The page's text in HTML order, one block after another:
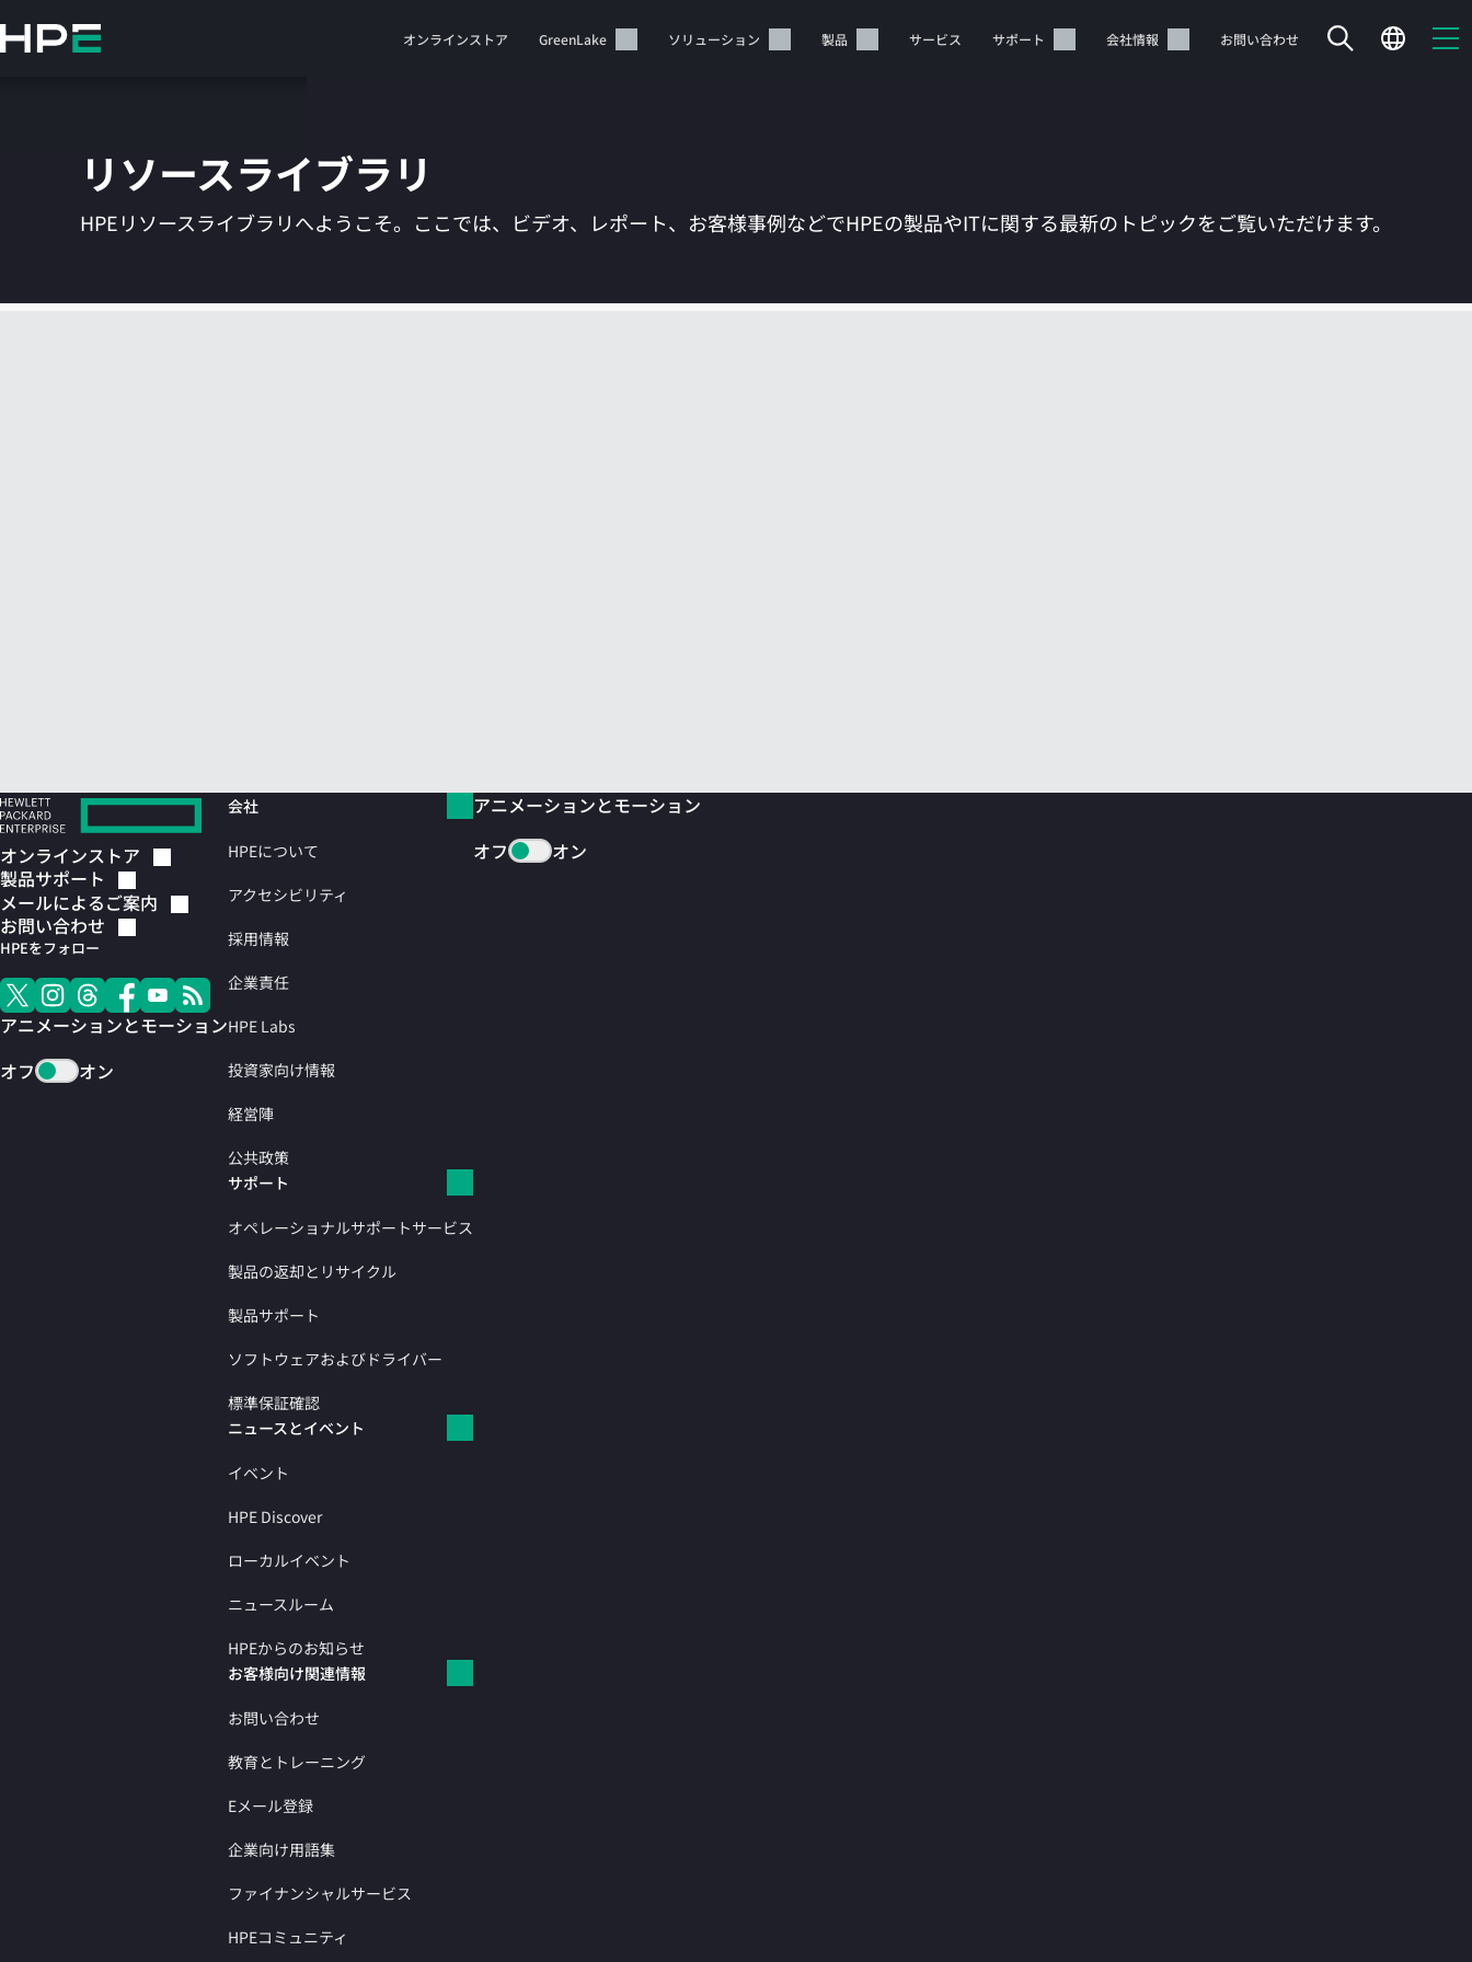
イ
ッ
オンラインストア GreenLake ソリューション 製品 サービス サポート 会社情報 お問い合わせ
カートは空です
リソースライブラリ
HPEリソースライブラリへようこそ。ここでは、ビデオ、レポート、お客様事例などでHPEの製品やITに関する最新のトピックをご覧いただけます。
オンラインストア
製品サポート
メールによるご案内
お問い合わせ
HPEをフォロー
アニメーションとモーション
オフ
オン
会社
HPEについて
アクセシビリティ
採用情報
企業責任
HPE Labs
投資家向け情報
経営陣
公共政策
サポート
オペレーショナルサポートサービス
製品の返却とリサイクル
製品サポート
ソフトウェアおよびドライバー
標準保証確認
ニュースとイベント
イベント
HPE Discover
ローカルイベント
ニュースルーム
HPEからのお知らせ
お客様向け関連情報
お問い合わせ
教育とトレーニング
Eメール登録
企業向け用語集
ファイナンシャルサービス
HPEコミュニティ
アニメーションとモーション
オフ
オン